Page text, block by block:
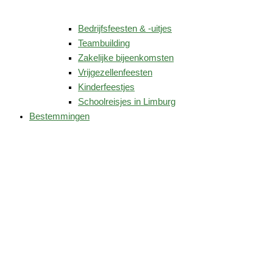
Bedrijfsfeesten & -uitjes
Teambuilding
Zakelijke bijeenkomsten
Vrijgezellenfeesten
Kinderfeestjes
Schoolreisjes in Limburg
Bestemmingen